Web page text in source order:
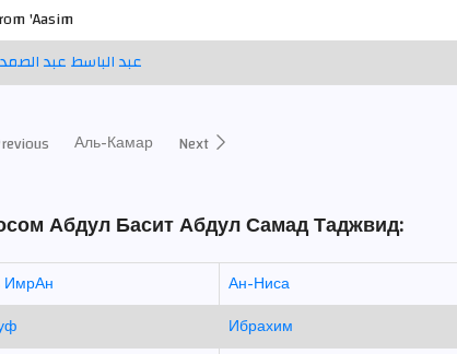
'Aasim
عبد الباسط عبد
Аль-Камар Next
Абдул Басит Абдул Самад Таджвид:
ИмрАн
Ан-Ниса
Ибрахим